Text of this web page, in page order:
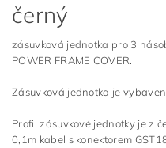
černý
zásuvková jednotka pro 3
POWER FRAME COVER.
Zásuvková jednotka je
Profil zásuvkové jednotky je z
0,1m kabel s konektorem